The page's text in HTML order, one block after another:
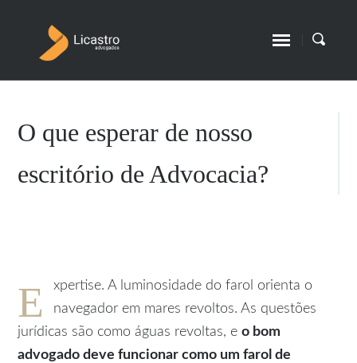
O que esperar de nosso
escritório de Advocacia?
E
xpertise. A luminosidade do farol orienta o
navegador em mares revoltos. As questões
jurídicas são como águas revoltas, eo bom
advogado deve funcionar como um farol de